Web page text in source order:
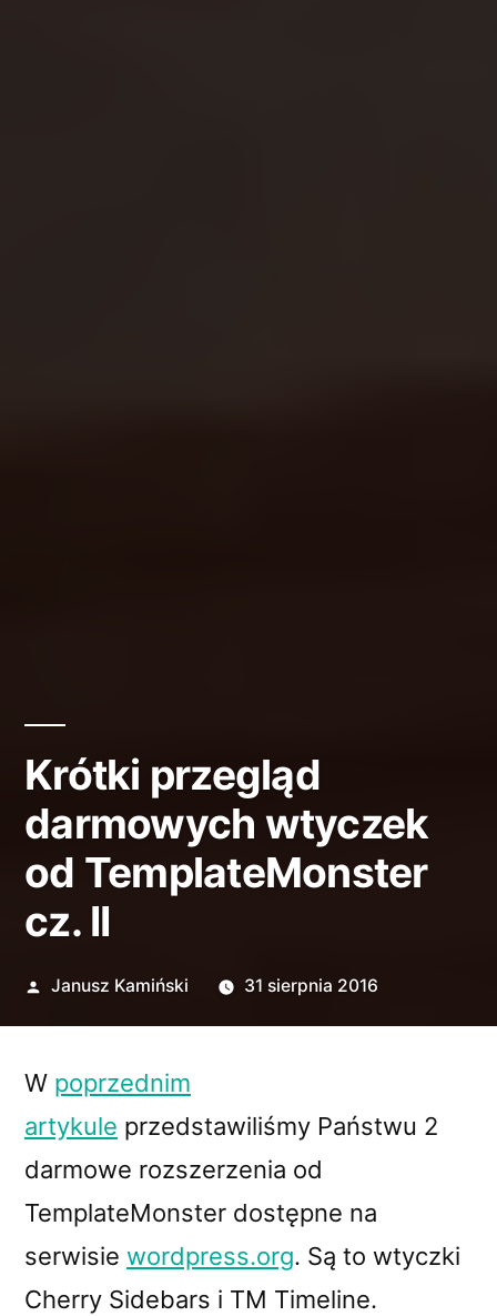
Krótki przegląd
darmowych wtyczek
od TemplateMonster
cz. II
Opublikowane
Janusz Kamiński 31 sierpnia 2016
W poprzednim
artykule przedstawiliśmy Państwu 2
darmowe rozszerzenia od
TemplateMonster dostępne na
serwisie wordpress.org. Są to wtyczki
Cherry Sidebars i TM Timeline.